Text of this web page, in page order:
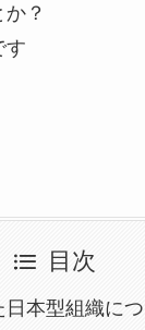
？
す
目次
日本型組織に